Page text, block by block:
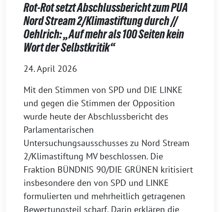
Rot-Rot setzt Abschlussbericht zum PUA
Nord Stream 2/Klimastiftung durch //
Oehlrich: „Auf mehr als 100 Seiten kein
Wort der Selbstkritik“
24. April 2026
Mit den Stimmen von SPD und DIE LINKE
und gegen die Stimmen der Opposition
wurde heute der Abschlussbericht des
Parlamentarischen
Untersuchungsausschusses zu Nord Stream
2/Klimastiftung MV beschlossen. Die
Fraktion BÜNDNIS 90/DIE GRÜNEN kritisiert
insbesondere den von SPD und LINKE
formulierten und mehrheitlich getragenen
Bewertungsteil scharf. Darin erklären die